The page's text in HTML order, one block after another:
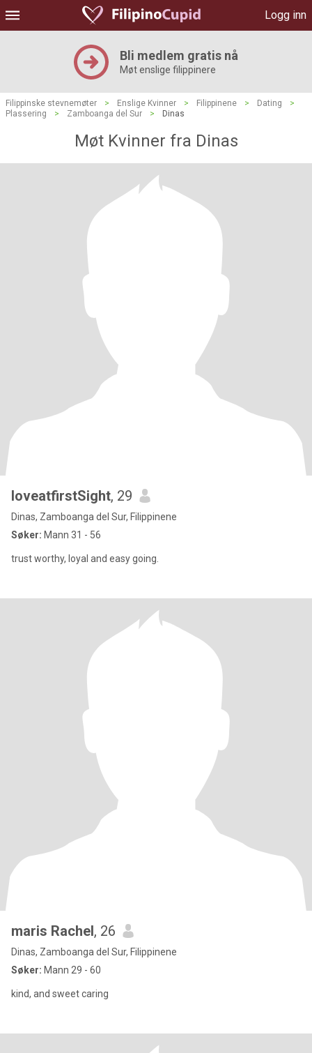
Logg inn
Bli medlem gratis nå
Møt enslige filippinere
Filippinske stevnemøter > Enslige Kvinner > Filippinene > Dating
>
Plassering
> Zamboanga del Sur > Dinas
Møt Kvinner fra Dinas
loveatfirstSight, 29
Dinas, Zamboanga del Sur, Filippinene
Søker: Mann 31 - 56
trust worthy, loyal and easy going.
maris Rachel, 26
Dinas, Zamboanga del Sur, Filippinene
Søker: Mann 29 - 60
kind, and sweet caring